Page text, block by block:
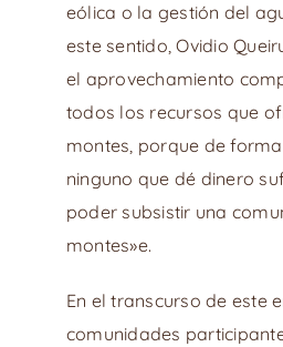
eólica o la gestión del
este sentido, Ovidio
el aprovechamiento
todos los recursos que
montes, porque de
ninguno que dé dinero
poder subsistir una
montes»e.
En el transcurso de este
comunidades